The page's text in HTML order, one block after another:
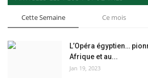
Swahili español
Cette Semaine Ce mois
L’Opéra égyptien…
Afrique et au...
Jan 19, 2023